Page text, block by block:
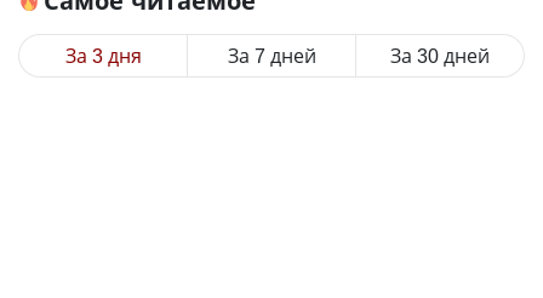
За 3 дня За 7 дней За 30 дней